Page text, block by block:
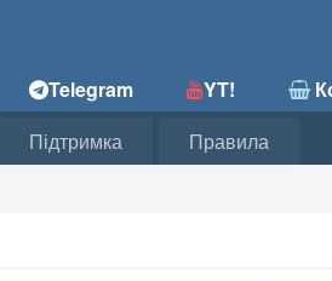
Telegram YT!
Підтримка Правила